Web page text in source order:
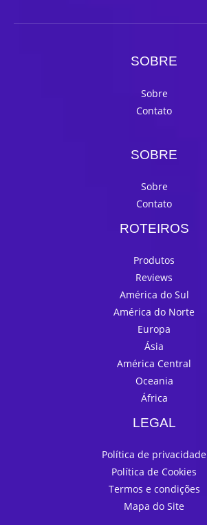
SOBRE
Sobre
Contato
SOBRE
Sobre
Contato
ROTEIROS
Produtos
Reviews
América do Sul
América do Norte
Europa
Ásia
América Central
Oceania
África
LEGAL
Política de privacidade
Política de Cookies
Termos e condições
Mapa do Site